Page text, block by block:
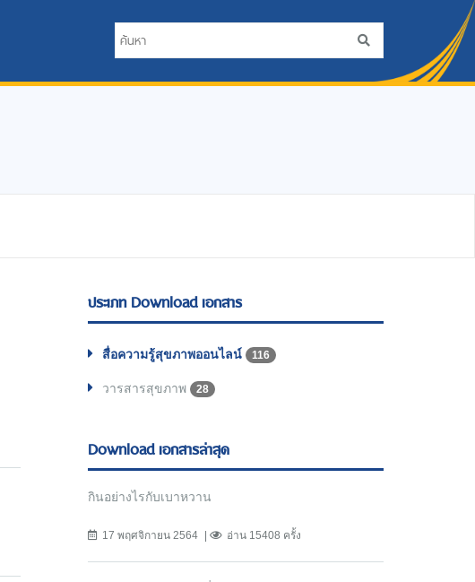
ประเภท Download เอกสาร
สื่อความรู้สุขภาพออนไลน์ 116
วารสารสุขภาพ 28
Download เอกสารล่าสุด
กินอย่างไรกับเบาหวาน
17 พฤศจิกายน 2564 อ่าน 15408 ครั้ง